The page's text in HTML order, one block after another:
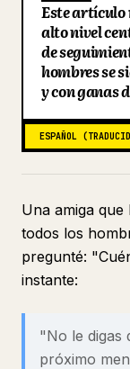
Blog
Actualizaciones
Este artículo
alto nivel
de
hombres se
y con ganas
ESPAÑOL
Una amiga
todos los
pregunté:
instante:
"No le digas
próximo